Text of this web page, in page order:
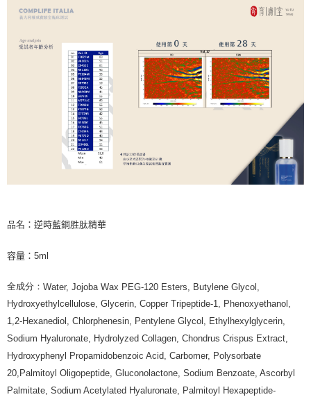
品名：逆時藍銅胜肽精華
容量：5ml
全成分： Water, Jojoba Wax PEG-120 Esters, Butylene Glycol,
Hydroxyethylcellulose, Glycerin, Copper Tripeptide-1, Phenoxyethanol,
1,2-Hexanediol, Chlorphenesin, Pentylene Glycol, Ethylhexylglycerin,
Sodium Hyaluronate, Hydrolyzed Collagen, Chondrus Crispus Extract,
Hydroxyphenyl Propamidobenzoic Acid, Carbomer, Polysorbate
20,Palmitoyl Oligopeptide, Gluconolactone, Sodium Benzoate, Ascorbyl
Palmitate, Sodium Acetylated Hyaluronate, Palmitoyl Hexapeptide-